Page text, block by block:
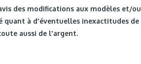
des modifications aux modèles et/
quant à d'éventuelles inexactitudes
aussi de l'argent.